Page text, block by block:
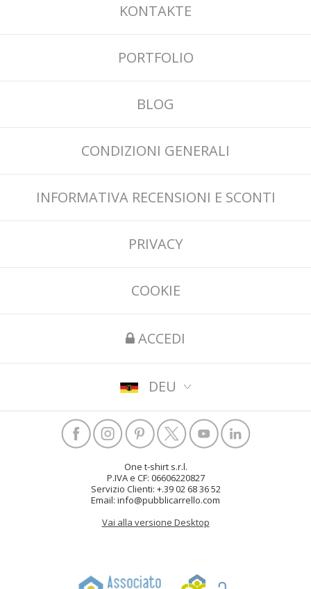
KONTAKTE
PORTFOLIO
BLOG
CONDIZIONI GENERALI
INFORMATIVA RECENSIONI E SCONTI
PRIVACY
COOKIE
ACCEDI
DEU
One t-shirt s.r.l.
P.IVA e CF: 06606220827
Servizio Clienti: +.39 02 68 36 52
Email: info@pubblicarrello.com
Vai alla versione Desktop